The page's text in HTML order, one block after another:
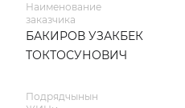
Наименование
заказчика
БАКИРОВ УЗАКБЕК
ТОКТОСУНОВИЧ
Подрядчынын